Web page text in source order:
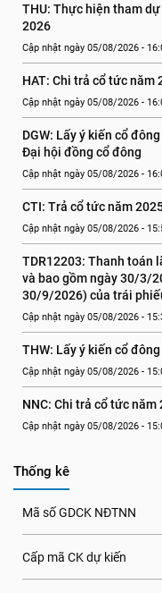
THU: Thực hiện tham
2026
Cập nhật ngày 05/08/2026 -
HAT: Chi trả cổ tức năm
Cập nhật ngày 05/08/2026 -
DGW: Lấy ý kiến cổ
Đại hội đồng cổ đông
Cập nhật ngày 05/08/2026 -
CTI: Trả cổ tức năm
Cập nhật ngày 05/08/2026 -
TDR12203: Thanh toán
và bao gồm ngày 30/3/
30/9/2026) của trái
Cập nhật ngày 05/08/2026 -
THW: Lấy ý kiến cổ
Cập nhật ngày 05/08/2026 -
NNC: Chi trả cổ tức năm
Cập nhật ngày 05/08/2026 -
Thống kê
Mã số GDCK NĐTNN
Cấp mã CK dự kiến